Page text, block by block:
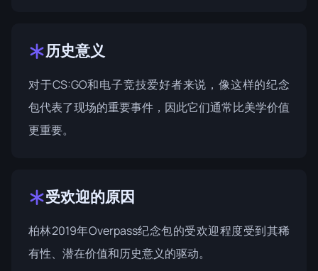
历史意义
对于CS:GO和电子竞技爱好者来说，像这样的纪念
包代表了现场的重要事件，因此它们通常比美学价值
更重要。
受欢迎的原因
柏林2019年Overpass纪念包的受欢迎程度受到其稀
有性、潜在价值和历史意义的驱动。